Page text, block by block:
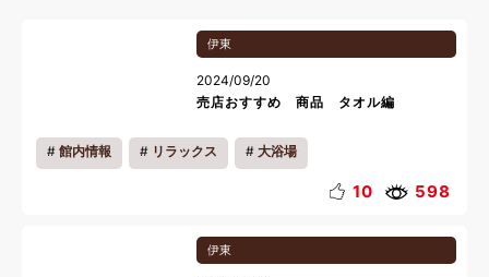
伊東
2024/09/20
売店おすすめ 商品 タオル編
館内情報 リラックス 大浴場
10 598
伊東